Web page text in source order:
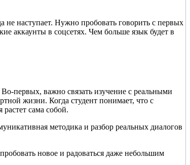
не наступает. Нужно пробовать говорить с первых
аккаунты в соцсетях. Чем больше язык будет в
первых, важно связать изучение с реальными
жизни. Когда студент понимает, что с
сама собой.
методика и разбор реальных диалогов
новое и радоваться даже небольшим